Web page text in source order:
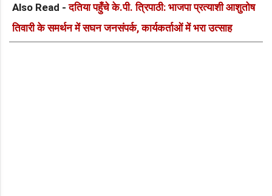
Also Read -दतिया पहुँचे के.पी. त्रिपाठी: भाजपा प्रत्याशी आशुतोष
तिवारी के समर्थन में सघन जनसंपर्क, कार्यकर्ताओं में भरा उत्साह